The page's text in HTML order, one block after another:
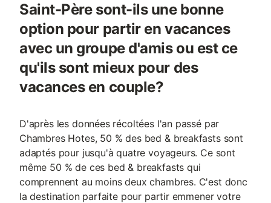
Saint-Père sont-ils une bonne
option pour partir en vacances
avec un groupe d'amis ou est ce
qu'ils sont mieux pour des
vacances en couple?
D'après les données récoltées l'an passé par
Chambres Hotes, 50 % des bed & breakfasts sont
adaptés pour jusqu'à quatre voyageurs. Ce sont
même 50 % de ces bed & breakfasts qui
comprennent au moins deux chambres. C'est donc
la destination parfaite pour partir emmener votre